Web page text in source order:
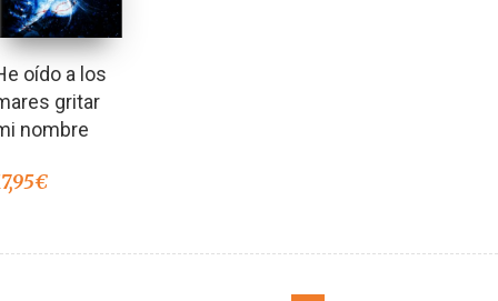
oído a los
gritar
nombre
€